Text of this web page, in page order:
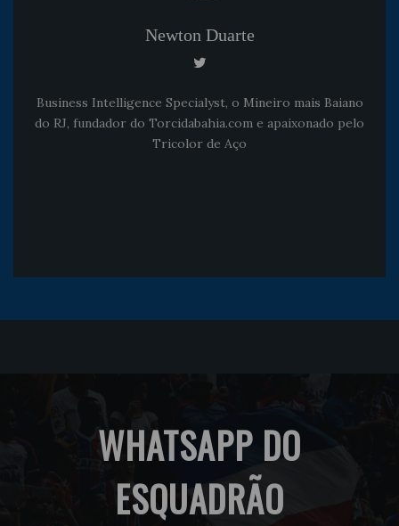
Newton Duarte
Business Intelligence Specialyst, o Mineiro mais Baiano
do RJ, fundador do Torcidabahia.com e apaixonado pelo
Tricolor de Aço
WHATSAPP DO
ESQUADRÃO